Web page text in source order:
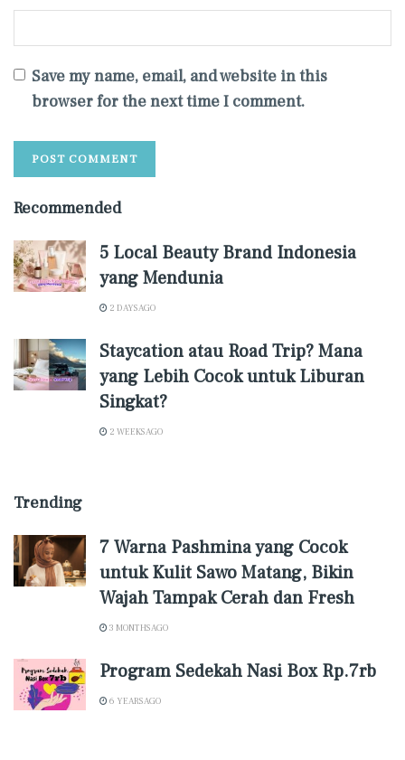
Save my name, email, and website in this
browser for the next time I comment.
Recommended
5 Local Beauty Brand Indonesia
yang Mendunia
2 DAYS AGO
Staycation atau Road Trip? Mana
yang Lebih Cocok untuk Liburan
Singkat?
2 WEEKS AGO
Trending
7 Warna Pashmina yang Cocok
untuk Kulit Sawo Matang, Bikin
Wajah Tampak Cerah dan Fresh
3 MONTHS AGO
Program Sedekah Nasi Box Rp.7rb
6 YEARS AGO